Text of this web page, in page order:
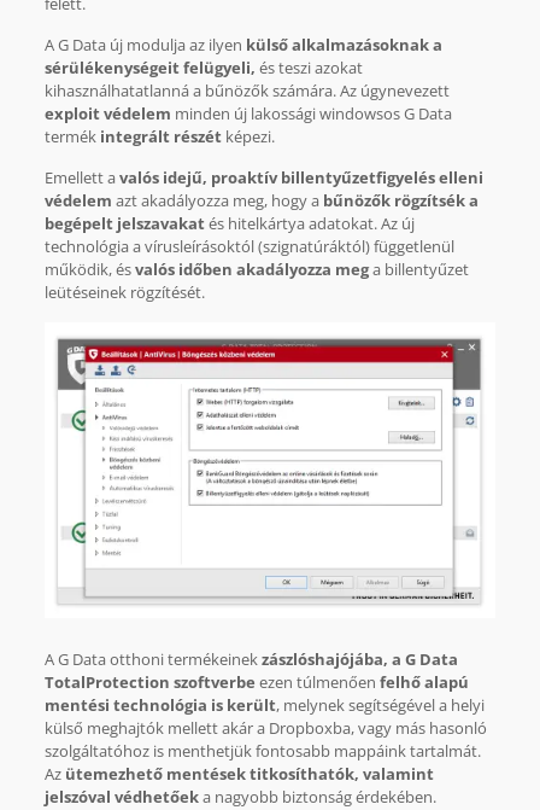
A G Data új modulja az ilyen külső alkalmazásoknak a
sérülékenységeit felügyeli, és teszi azokat
kihasználhatatlanná a bűnözők számára. Az úgynevezett
exploit védelem minden új lakossági windowsos G Data
termék integrált részétképezi.
Emellett avalós idejű, proaktív billentyűzetfigyelés elleni
védelem azt akadályozza meg, hogy abűnözők rögzítsék a
begépelt jelszavakatés hitelkártya adatokat. Az új
technológia a vírusleírásoktól (szignatúráktól) függetlenül
működik, ésvalós időben akadályozza mega billentyűzet
leütéseinek rögzítését.
A G Data otthoni termékeinekzászlóshajójába, a G Data
TotalProtection szoftverbe ezen túlmenően felhő alapú
mentési technológia is került, melynek segítségével a helyi
külső meghajtók mellett akár a Dropboxba, vagy más hasonló
szolgáltatóhoz is menthetjük fontosabb mappáink tartalmát.
Az ütemezhető mentések titkosíthatók, valamint
jelszóval védhetőeka nagyobb biztonság érdekében.